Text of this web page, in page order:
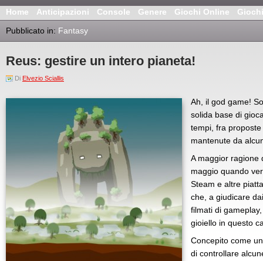
Home Anticipazioni Console Genere Giochi Online
Pubblicato in: Fantasy
Reus: gestire un intero pianeta!
Di Elvezio Sciallis
Ah, il god game!
solida base di
tempi, fra
mantenute da
A maggior ragione
maggio quando
Steam e altre
che, a giudicare
filmati di
gioiello in questo
Concepito come
di controllare